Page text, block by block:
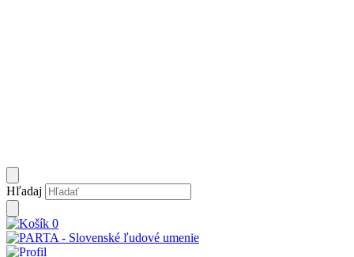
Hľadaj
0